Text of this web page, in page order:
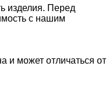
изделия. Перед
с нашим
и может отличаться от